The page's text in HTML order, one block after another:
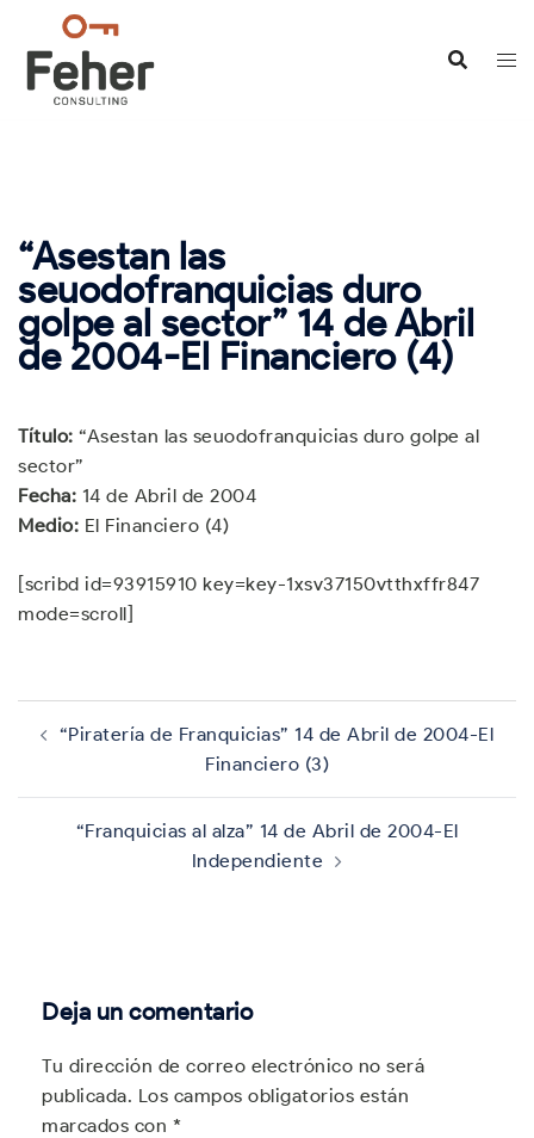
contenido
“Asestan las
seuodofranquicias duro
golpe al sector” 14 de Abril
de 2004-El Financiero (4)
Título: “Asestan las seuodofranquicias duro golpe al
sector”
Fecha: 14 de Abril de 2004
Medio: El Financiero (4)
[scribd id=93915910 key=key-1xsv37150vtthxffr847
mode=scroll]
Navegación
de “Piratería de Franquicias” 14 de Abril de 2004-El
Financiero (3)
“Franquicias al alza” 14 de Abril de 2004-El
Independiente
Deja un comentario
Tu dirección de correo electrónico no será
publicada. Los campos obligatorios están
marcados con *